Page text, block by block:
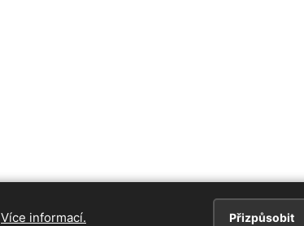
Více informací. Přizpůsobit